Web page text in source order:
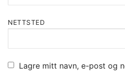
NETTSTED
Lagre mitt navn, e-post og